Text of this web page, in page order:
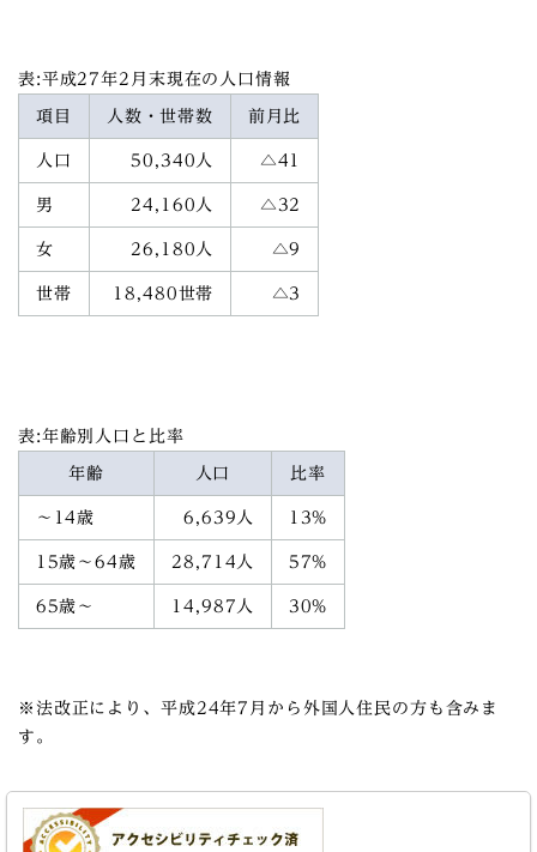
表:平成27年2月末現在の人口情報
項目 人数・世帯数 前月比
人口 50,340人 △41
男 24,160人 △32
女 26,180人 △9
世帯 18,480世帯 △3
表:年齢別人口と比率
年齢 人口 比率
～14歳 6,639人 13%
15歳～64歳 28,714人 57%
65歳～ 14,987人 30%
※法改正により、平成24年7月から外国人住民の方も含みま
す。